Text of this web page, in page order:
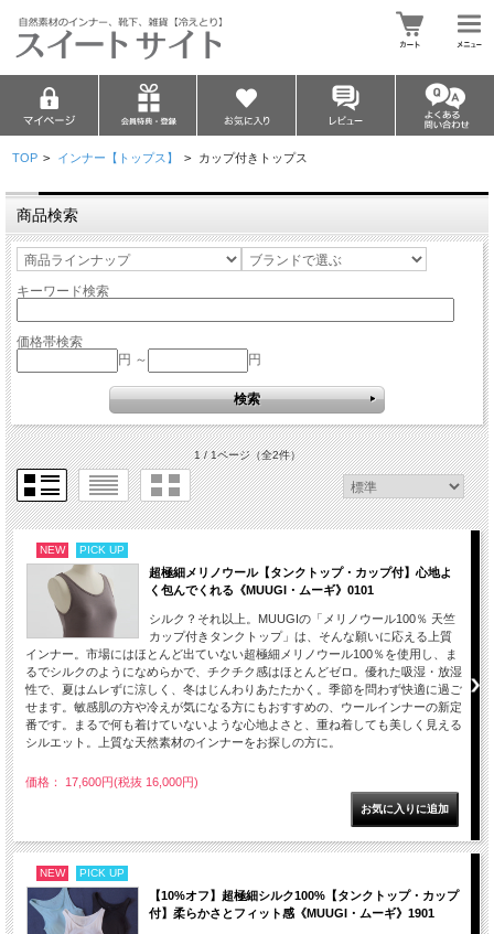
TOP > インナー【トップス】 > カップ付きトップス
商品検索
キーワード検索
価格帯検索
円 ～
円
1 / 1ページ（全2件）
NEW PICK UP
超極細メリノウール【タンクトップ・カップ付】心地よ
く包んでくれる《MUUGI・ムーギ》0101
シルク？それ以上。MUUGIの「メリノウール100％ 天竺
カップ付きタンクトップ」は、そんな願いに応える上質
インナー。市場にはほとんど出ていない超極細メリノウール100％を使用し、ま
るでシルクのようになめらかで、チクチク感はほとんどゼロ。優れた吸湿・放湿
性で、夏はムレずに涼しく、冬はじんわりあたたかく。季節を問わず快適に過ご
せます。敏感肌の方や冷えが気になる方にもおすすめの、ウールインナーの新定
番です。まるで何も着けていないような心地よさと、重ね着しても美しく見える
シルエット。上質な天然素材のインナーをお探しの方に。
価格： 17,600円(税抜 16,000円)
NEW PICK UP
【10%オフ】超極細シルク100%【タンクトップ・カップ
付】柔らかさとフィット感《MUUGI・ムーギ》1901